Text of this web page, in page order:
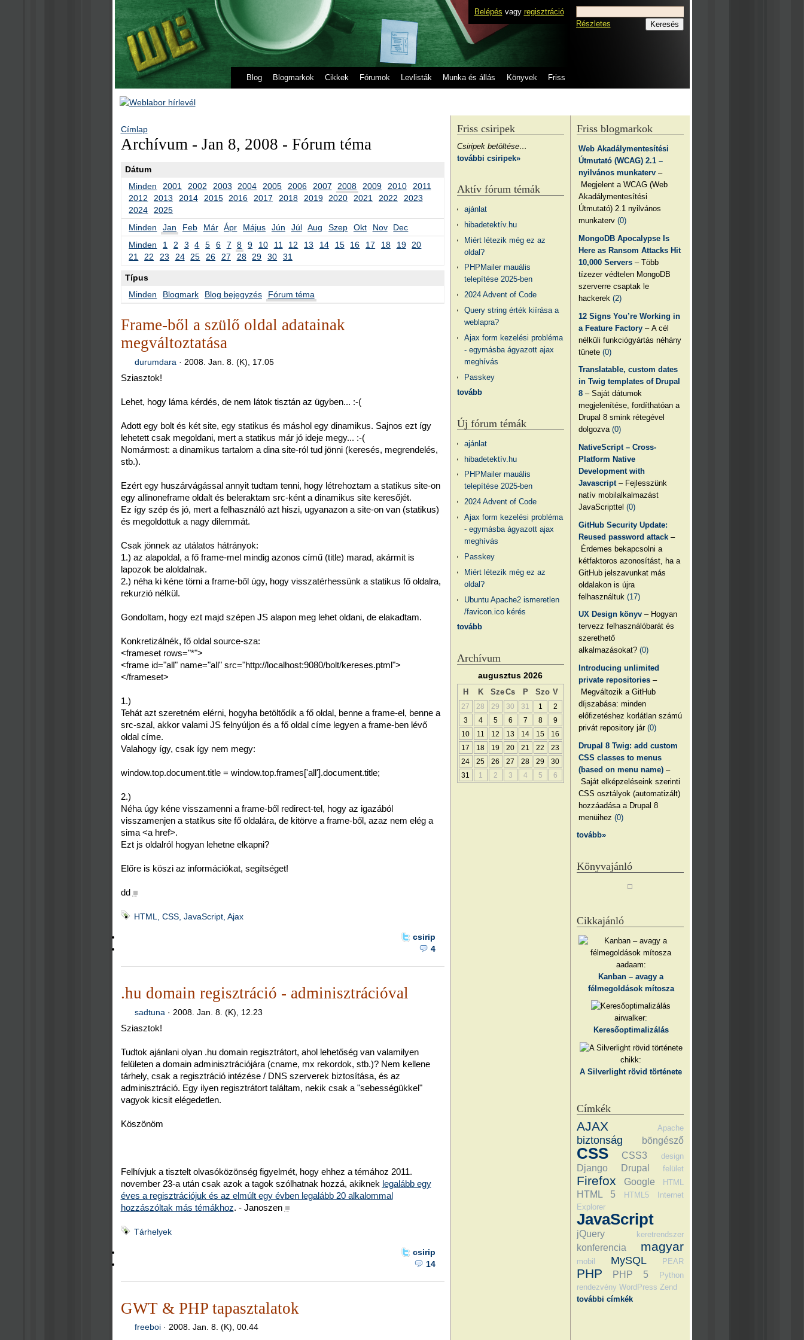
Belépés vagy regisztráció
Blog Blogmarkok Cikkek Fórumok Levlisták Munka és állás Könyvek Friss
Részletes
Címlap
Archívum - Jan 8, 2008 - Fórum téma
Dátum
Minden
2001 2002 2003 2004 2005 2006 2007 2008 2009 2010
2011
2012
2013 2014 2015 2016 2017 2018 2019 2020 2021 2022
2023
2024
2025
Minden
Jan Feb Már Ápr Május Jún Júl Aug Szep Okt Nov
Dec
Minden
1 2 3 4 5 6 7 8 9 10 11 12 13 14 15 16 17 18 19
20
21
22 23 24 25 26 27 28 29 30 31
Típus
Minden
Blogmark Blog bejegyzés Fórum téma
Frame-ből a szülő oldal adatainak
megváltoztatása
durumdara ·2008. Jan. 8. (K), 17.05
Sziasztok!
Lehet, hogy láma kérdés, de nem látok tisztán az ügyben... :-(
Adott egy bolt és két site, egy statikus és máshol egy dinamikus. Sajnos ezt így
lehetett csak megoldani, mert a statikus már jó ideje megy... :-(
Nomármost: a dinamikus tartalom a dina site-ról tud jönni (keresés, megrendelés,
stb.).
Ezért egy huszárvágással annyit tudtam tenni, hogy létrehoztam a statikus site-on
egy allinoneframe oldalt és beleraktam src-ként a dinamikus site keresőjét.
Ez így szép és jó, mert a felhasználó azt hiszi, ugyanazon a site-on van (statikus)
és megoldottuk a nagy dilemmát.
Csak jönnek az utálatos hátrányok:
1.) az alapoldal, a fő frame-mel mindig azonos című (title) marad, akármit is
lapozok be aloldalnak.
2.) néha ki kéne törni a frame-ből úgy, hogy visszatérhessünk a statikus fő oldalra,
rekurzió nélkül.
Gondoltam, hogy ezt majd szépen JS alapon meg lehet oldani, de elakadtam.
Konkretizálnék, fő oldal source-sza:
<frameset rows="*">
<frame id="all" name="all" src="http://localhost:9080/bolt/kereses.ptml">
</frameset>
1.)
Tehát azt szeretném elérni, hogyha betöltődik a fő oldal, benne a frame-el, benne a
src-szal, akkor valami JS felnyúljon és a fő oldal címe legyen a frame-ben lévő
oldal címe.
Valahogy így, csak így nem megy:
window.top.document.title = window.top.frames['all'].document.title;
2.)
Néha úgy kéne visszamenni a frame-ből redirect-tel, hogy az igazából
visszamenjen a statikus site fő oldalára, de kitörve a frame-ből, azaz nem elég a
sima <a href>.
Ezt js oldalról hogyan lehetne elkapni?
Előre is köszi az információkat, segítséget!
dd ■
HTML, CSS, JavaScript, Ajax
csirip
4
.hu domain regisztráció - adminisztrációval
sadtuna · 2008. Jan. 8. (K), 12.23
Sziasztok!
Tudtok ajánlani olyan .hu domain regisztrátort, ahol lehetőség van valamilyen
felületen a domain adminisztrációjára (cname, mx rekordok, stb.)? Nem kellene
tárhely, csak a regisztráció intézése / DNS szerverek biztosítása, és az
adminisztráció. Egy ilyen regisztrátort találtam, nekik csak a "sebességükkel"
vagyok kicsit elégedetlen.
Köszönöm
Felhívjuk a tisztelt olvasóközönség figyelmét, hogy ehhez a témához 2011.
november 23-a után csak azok a tagok szólhatnak hozzá, akiknek legalább egy
éves a regisztrációjuk és az elmúlt egy évben legalább 20 alkalommal
hozzászóltak más témákhoz. - Janoszen ■
Tárhelyek
csirip
14
GWT & PHP tapasztalatok
freeboi ·2008. Jan. 8. (K), 00.44
Friss blogmarkok
Web Akadálymentesítési
Útmutató (WCAG) 2.1 –
nyilvános munkaterv –
Megjelent a WCAG (Web
Akadálymentesítési
Útmutató) 2.1 nyilvános
munkaterv(0)
MongoDB Apocalypse Is
Here as Ransom Attacks Hit
10,000 Servers – Több
tízezer védtelen MongoDB
szerverre csaptak le
hackerek(2)
12 Signs You’re Working in
a Feature Factory – A cél
nélküli funkciógyártás néhány
tünete(0)
Translatable, custom dates
in Twig templates of Drupal
8 – Saját dátumok
megjelenítése, fordíthatóan a
Drupal 8 smink rétegével
dolgozva(0)
NativeScript – Cross-
Platform Native
Development with
Javascript – Fejlesszünk
natív mobilalkalmazást
JavaScripttel(0)
GitHub Security Update:
Reused password attack –
Érdemes bekapcsolni a
kétfaktoros azonosítást, ha a
GitHub jelszavunkat más
oldalakon is újra
felhasználtuk(17)
UX Design könyv – Hogyan
tervezz felhasználóbarát és
szerethető
alkalmazásokat?(0)
Introducing unlimited
private repositories –
Megváltozik a GitHub
díjszabása: minden
előfizetéshez korlátlan számú
privát repository jár(0)
Drupal 8 Twig: add custom
CSS classes to menus
(based on menu name) –
Saját elképzeléseink szerinti
CSS osztályok (automatizált)
hozzáadása a Drupal 8
menüihez(0)
tovább»
Könyvajánló
Cikkajánló
aadaam:
Kanban – avagy a
félmegoldások mítosza
airwalker:
Keresőoptimalizálás
chikk:
A Silverlight rövid története
Címkék
AJAX Apache
biztonság böngésző
CSS CSS3 design
Django Drupal felület
Firefox Google HTML
HTML 5 HTML5
Internet
Explorer
JavaScript
jQuery keretrendszer
konferencia magyar
mobil MySQL PEAR
PHP PHP 5
Python
rendezvény WordPress Zend
további címkék
Friss csiripek
Csiripek betöltése…
további csiripek»
Aktív fórum témák
ajánlat
hibadetektív.hu
Miért létezik még ez az
oldal?
PHPMailer mauális
telepítése 2025-ben
2024 Advent of Code
Query string érték kiírása a
weblapra?
Ajax form kezelési probléma
- egymásba ágyazott ajax
meghívás
Passkey
tovább
Új fórum témák
ajánlat
hibadetektív.hu
PHPMailer mauális
telepítése 2025-ben
2024 Advent of Code
Ajax form kezelési probléma
- egymásba ágyazott ajax
meghívás
Passkey
Miért létezik még ez az
oldal?
Ubuntu Apache2 ismeretlen
/favicon.ico kérés
tovább
Archívum
augusztus 2026
H K SzeCs P Szo V
27 28 29 30 31 1
2
3
4 5 6 7 8
9
10
11 12 13 14 15
16
17
18 19 20 21 22
23
24
25 26 27 28 29
30
31
1 2 3 4 5 6